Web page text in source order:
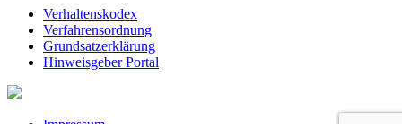
Verhaltenskodex
Verfahrensordnung
Grundsatzerklärung
Hinweisgeber Portal